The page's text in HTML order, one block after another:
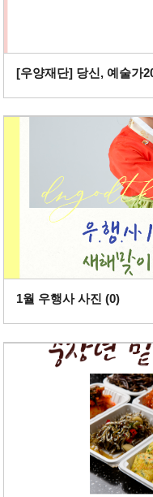
[우양재단] 당신, 예술가
1월 우행사 사진 (0)